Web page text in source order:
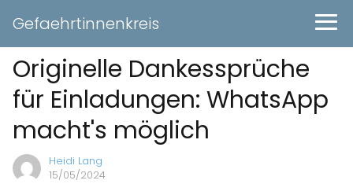
Gefaehrtinnenkreis
Originelle Dankessprüche
für Einladungen: WhatsApp
macht's möglich
Heidi Lang
15/05/2024